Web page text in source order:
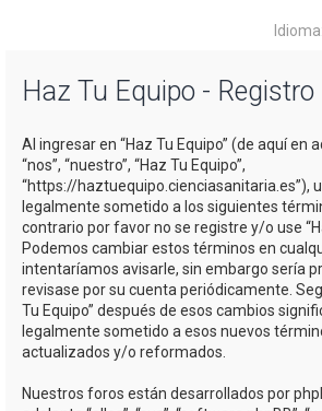
Idioma:
Haz Tu Equipo - Registro
Al ingresar en “Haz Tu Equipo” (de aquí en
“nos”, “nuestro”, “Haz Tu Equipo”,
“https://haztuequipo.cienciasanitaria.es”),
legalmente sometido a los siguientes
contrario por favor no se registre y/o use
Podemos cambiar estos términos en
intentaríamos avisarle, sin embargo sería
revisase por su cuenta periódicamente.
Tu Equipo” después de esos cambios
legalmente sometido a esos nuevos
actualizados y/o reformados.
Nuestros foros están desarrollados por